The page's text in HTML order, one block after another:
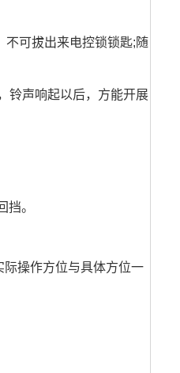
可拔出来电控锁锁匙;随
铃声响起以后，方能开展
。
操作方位与具体方位一